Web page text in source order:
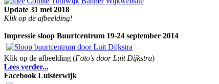
Update 31 mei 2018
Klik op de afbeelding!
Impressie sloop Buurtcentrum 19-24 september 2014
Klik op de afbeelding (Foto's door Luit Dijkstra)
Lees verder...
Facebook Luisterwijk